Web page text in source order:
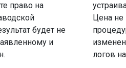
право на
будет не
и
Цена не
логов